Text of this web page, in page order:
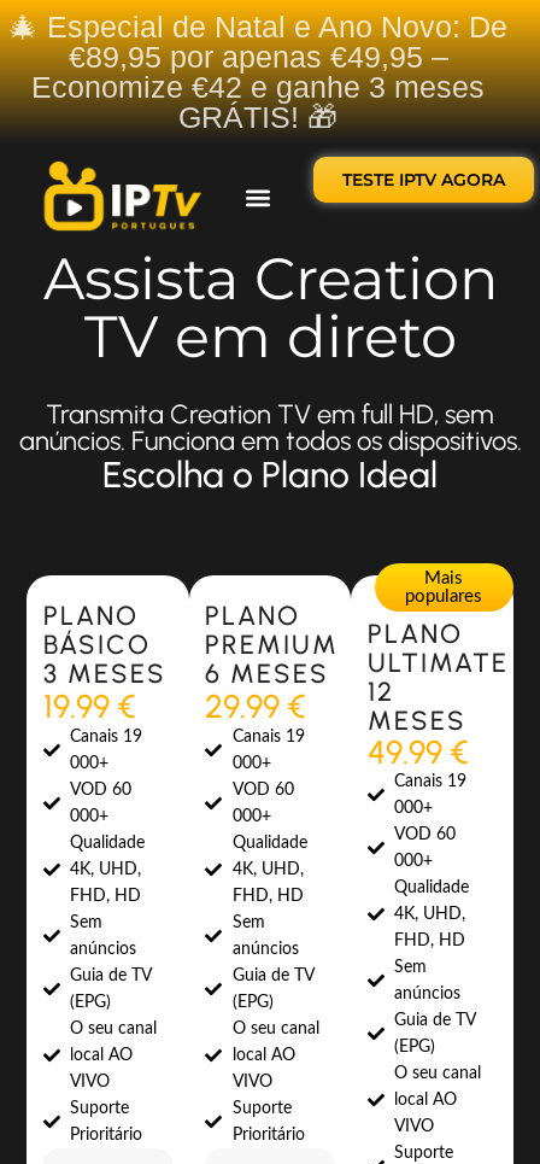
🎄 Especial de Natal e Ano Novo: De
€89,95 por apenas €49,95 –
Economize €42 e ganhe 3 meses
GRÁTIS! 🎁
TESTE IPTV AGORA
Assista Creation
TV em direto
Transmita Creation TV em full HD, sem
anúncios. Funciona em todos os dispositivos.
Escolha o Plano Ideal
Most Popular
PLANO
BÁSICO
3 MESES
19.99 €
Canais 19
000+
VOD 60
000+
Qualidade
4K, UHD,
FHD, HD
Sem
anúncios
Guia de TV
(EPG)
O seu canal
local AO
VIVO
Suporte
Prioritário
Most Popular
PLANO
PREMIUM
6 MESES
29.99 €
Canais 19
000+
VOD 60
000+
Qualidade
4K, UHD,
FHD, HD
Sem
anúncios
Guia de TV
(EPG)
O seu canal
local AO
VIVO
Suporte
Prioritário
Mais
populares
PLANO
ULTIMATE
12
MESES
49.99 €
Canais 19
000+
VOD 60
000+
Qualidade
4K, UHD,
FHD, HD
Sem
anúncios
Guia de TV
(EPG)
O seu canal
local AO
VIVO
Suporte